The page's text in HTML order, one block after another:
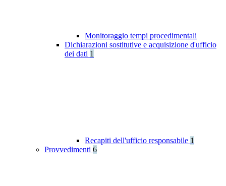
Monitoraggio tempi procedimentali
Dichiarazioni sostitutive e acquisizione d'ufficio
dei dati 1
Recapiti dell'ufficio responsabile 1
Provvedimenti 6